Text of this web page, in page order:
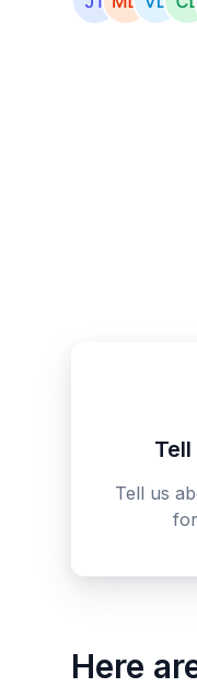
Tell us
Here